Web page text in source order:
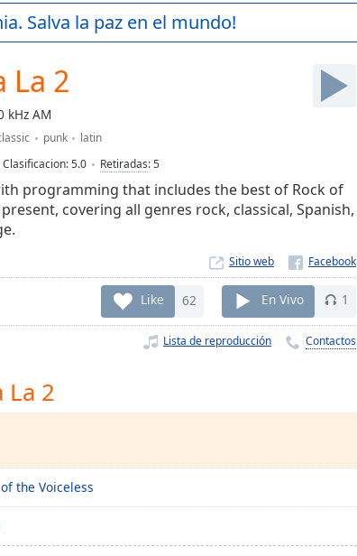
Salva la paz en el mundo!
La 2
kHz AM
punk
latin
Clasificacion:5.0 Retiradas:5
programming that includes the best of Rock of
covering all genres rock, classical, Spanish,
Sitio web
Like 62 En Vivo 1
Lista de reproducción Contactos
La 2
the Voiceless